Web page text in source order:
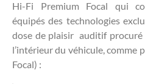
Hi-Fi Premium Focal qui
équipés des technologies
dose de plaisir auditif
l’intérieur du véhicule, comme
Focal) :